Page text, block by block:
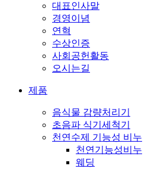
대표인사말
경영이념
연혁
수상인증
사회공헌활동
오시는길
제품
음식물 감량처리기
초음파 식기세척기
천연수제 기능성 비누
천연기능성비누
웨딩